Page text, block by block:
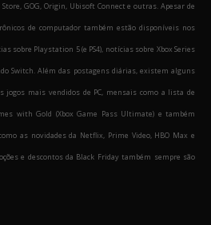
GOG, Origin, Ubisoft Connect e outras. Apesar de
de computador também estão disponíveis nos
sobre Playstation 5 (e PS4), notícias sobre Xbox Series
Switch. Além das postagens diárias, existem alguns
jogos mais vendidos de PC, mensais como a lista de
with Gold (Xbox Game Pass Ultimate) e também
as novidades da Netflix, Prime Video, HBO Max e
e descontos da Black Friday também sempre são